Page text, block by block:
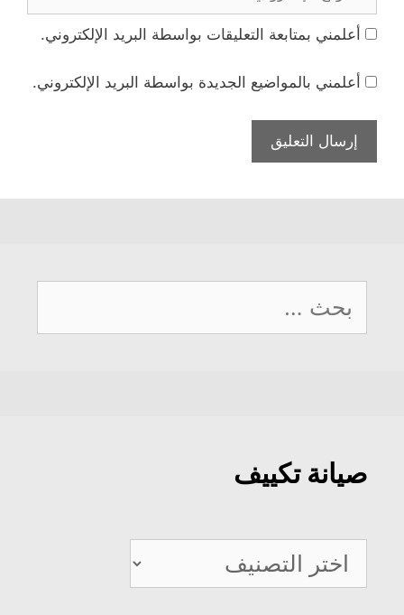
الإلكتروني
أعلمني بمتابعة التعليقات بواسطة البريد الإلكتروني.
أعلمني بالمواضيع الجديدة بواسطة البريد الإلكتروني.
عن:
صيانة تكييف
صيانة
تكييف